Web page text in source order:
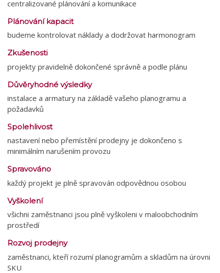
centralizované plánování a komunikace
Plánování kapacit
budeme kontrolovat náklady a dodržovat harmonogram
Zkušenosti
projekty pravidelně dokončené správně a podle plánu
Důvěryhodné výsledky
instalace a armatury na základě vašeho planogramu a
požadavků
Spolehlivost
nastavení nebo přemístění prodejny je dokončeno s
minimálním narušením provozu
Spravováno
každý projekt je plně spravován odpovědnou osobou
Vyškolení
všichni zaměstnanci jsou plně vyškoleni v maloobchodním
prostředí
Rozvoj prodejny
zaměstnanci, kteří rozumí planogramům a skladům na úrovni
SKU